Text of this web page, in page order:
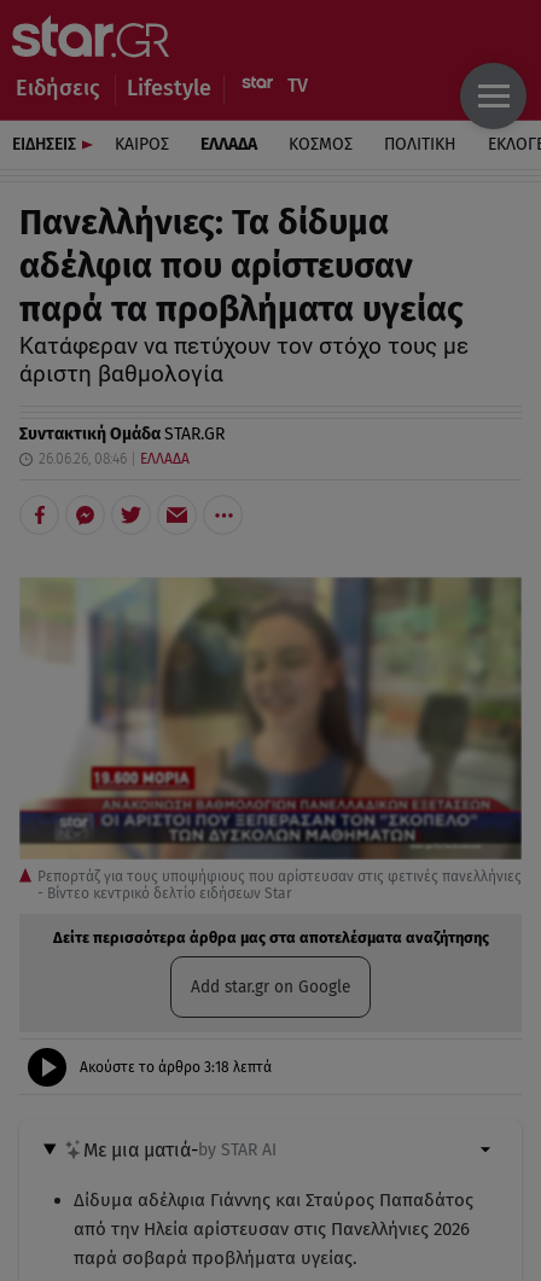
Ειδήσεις Lifestyle
ΕΙΔΗΣΕΙΣ ΚΑΙΡΟΣ ΕΛΛΑΔΑ ΚΟΣΜΟΣ ΠΟΛΙΤΙΚΗ
Πανελλήνιες: Τα δίδυμα
αδέλφια που αρίστευσαν
παρά τα προβλήματα υγείας
Κατάφεραν να πετύχουν τον στόχο τους με
άριστη βαθμολογία
Συντακτική ΟμάδαSTAR.GR
26.06.26, 08:46 ΕΛΛΑΔΑ
Ρεπορτάζ για τους υποψήφιους που αρίστευσαν στις φετινές πανελλήνιες
- Βίντεο κεντρικό δελτίο ειδήσεων Star
Δείτε περισσότερα άρθρα μας στα αποτελέσματα αναζήτησης
Add star.gr on Google
Ακούστε το άρθρο 3:18 λεπτά
Με μια ματιά-by STAR AI
Δίδυμα αδέλφια Γιάννης και Σταύρος Παπαδάτος
από την Ηλεία αρίστευσαν στις Πανελλήνιες 2026
παρά σοβαρά προβλήματα υγείας.